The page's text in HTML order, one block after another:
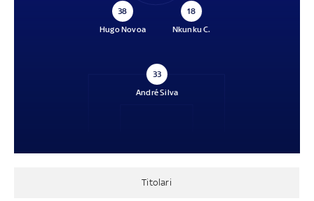
18
Nkunku C.
38
Hugo Novoa
33
André Silva
Titolari